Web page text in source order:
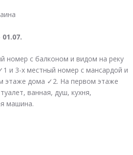
номер с балконом и видом на реку
и 3-х местный номер с мансардой и
этаже дома ✓2. На первом этаже
ванная, душ, кухня,
машина.